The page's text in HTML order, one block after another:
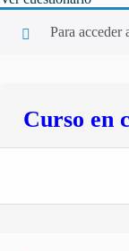
Para acceder
Curso en